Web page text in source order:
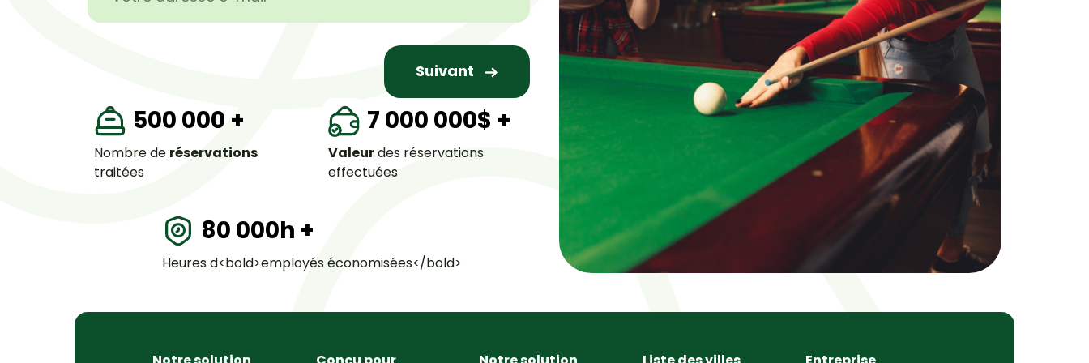
Suivant
500 000 +
Nombre de réservations
traitées
7 000 000$ +
Valeurdes réservations
effectuées
80 000h +
Heures d<bold>employés économisées</bold>